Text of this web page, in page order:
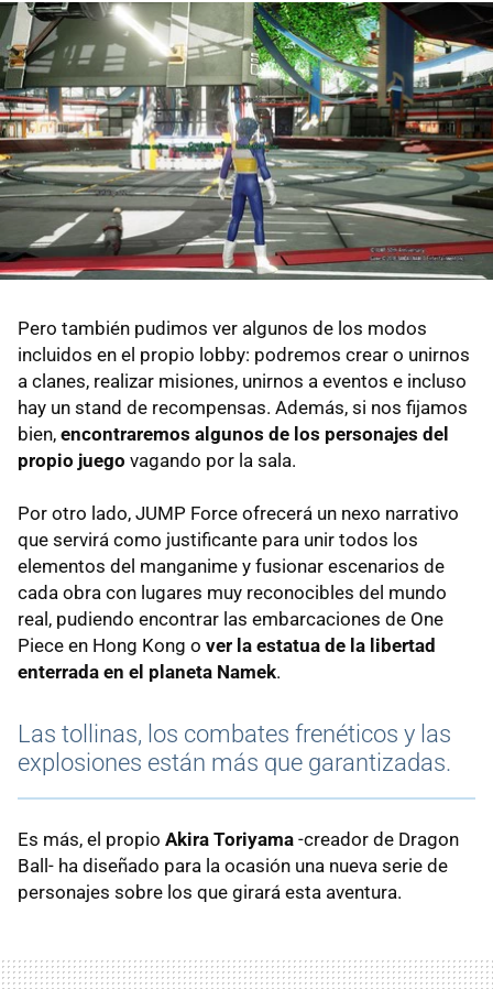
Pero también pudimos ver algunos de los modos
incluidos en el propio lobby: podremos crear o unirnos
a clanes, realizar misiones, unirnos a eventos e incluso
hay un stand de recompensas. Además, si nos fijamos
bien, encontraremos algunos de los personajes del
propio juego vagando por la sala.
Por otro lado, JUMP Force ofrecerá un nexo narrativo
que servirá como justificante para unir todos los
elementos del manganime y fusionar escenarios de
cada obra con lugares muy reconocibles del mundo
real, pudiendo encontrar las embarcaciones de One
Piece en Hong Kong o ver la estatua de la libertad
enterrada en el planeta Namek.
Las tollinas, los combates frenéticos y las
explosiones están más que garantizadas.
Es más, el propio Akira Toriyama -creador de Dragon
Ball- ha diseñado para la ocasión una nueva serie de
personajes sobre los que girará esta aventura.